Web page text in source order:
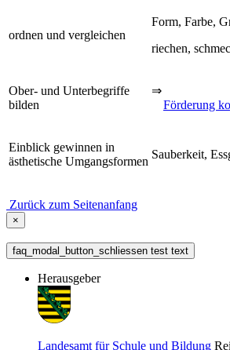
ordnen und vergleichen
Form, Farbe,
riechen,
Ober- und Unterbegriffe
bilden
⇒
Förderung
Einblick gewinnen in
ästhetische Umgangsformen
Sauberkeit,
Zurück zum Seitenanfang
×
faq_modal_button_schliessen test text
Herausgeber
Landesamt für Schule und Bildung